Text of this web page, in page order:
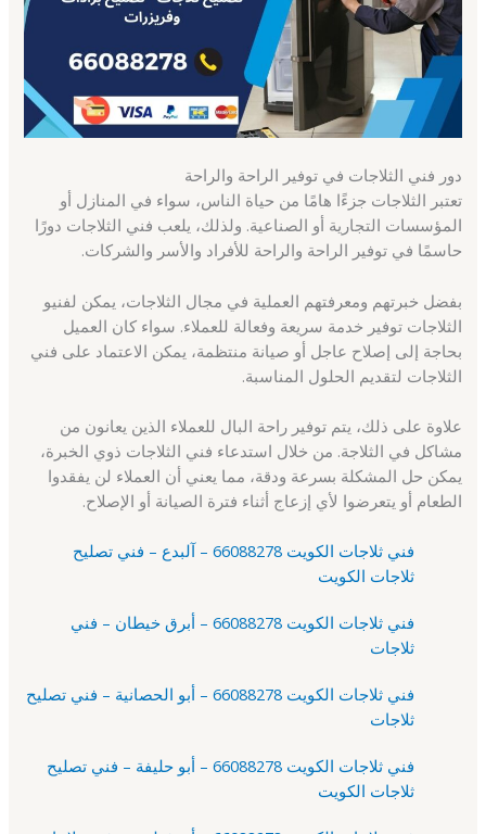
دور فني الثلاجات في توفير الراحة والراحة
تعتبر الثلاجات جزءًا هامًا من حياة الناس، سواء في المنازل أو
المؤسسات التجارية أو الصناعية. ولذلك، يلعب فني الثلاجات دورًا
حاسمًا في توفير الراحة والراحة للأفراد والأسر والشركات.
بفضل خبرتهم ومعرفتهم العملية في مجال الثلاجات، يمكن لفنيو
الثلاجات توفير خدمة سريعة وفعالة للعملاء. سواء كان العميل
بحاجة إلى إصلاح عاجل أو صيانة منتظمة، يمكن الاعتماد على فني
الثلاجات لتقديم الحلول المناسبة.
علاوة على ذلك، يتم توفير راحة البال للعملاء الذين يعانون من
مشاكل في الثلاجة. من خلال استدعاء فني الثلاجات ذوي الخبرة،
يمكن حل المشكلة بسرعة ودقة، مما يعني أن العملاء لن يفقدوا
الطعام أو يتعرضوا لأي إزعاج أثناء فترة الصيانة أو الإصلاح.
فني ثلاجات الكويت 66088278 – آلبدع – فني تصليح
ثلاجات الكويت
فني ثلاجات الكويت 66088278 – أبرق خيطان – فني
ثلاجات
فني ثلاجات الكويت 66088278 – أبو الحصانية – فني تصليح
ثلاجات
فني ثلاجات الكويت 66088278 – أبو حليفة – فني تصليح
ثلاجات الكويت